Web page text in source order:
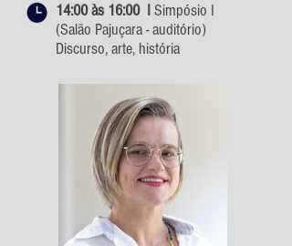
14:00 às 16:00 I Simpósio I
(Salão Pajuçara - auditório)
Discurso, arte, história